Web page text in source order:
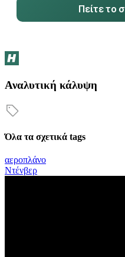
Πείτε το
Αναλυτική κάλυψη
Όλα τα σχετικά tags
αεροπλάνο
Ντένβερ